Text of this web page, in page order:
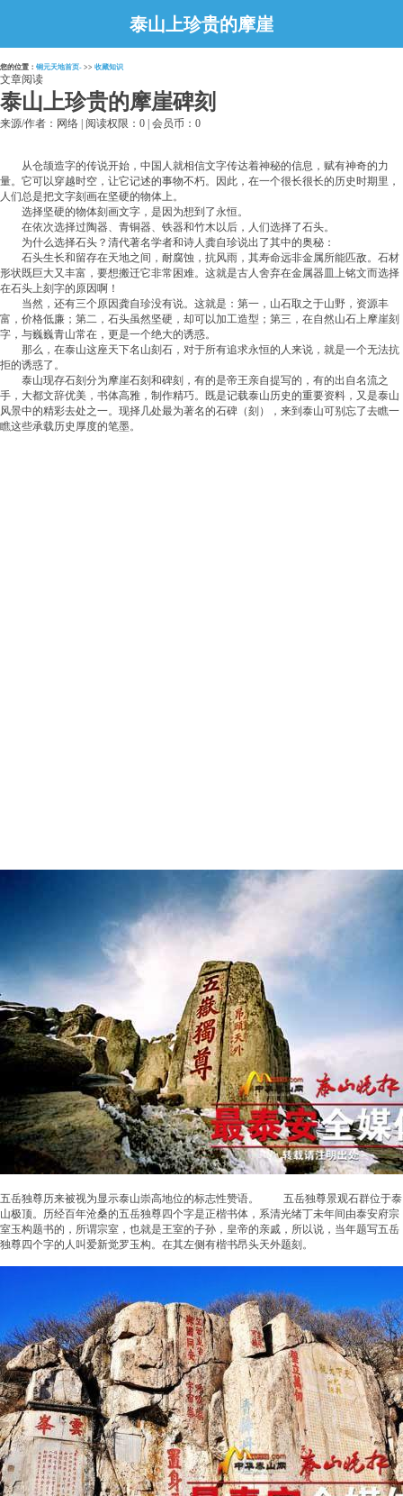
泰山上珍贵的摩崖
碑刻
您的位置： 铜元天地首页- >> 收藏知识
文章阅读
泰山上珍贵的摩崖碑刻
来源/作者：网络 | 阅读权限：0 | 会员币：0
从仓颉造字的传说开始，中国人就相信文字传达着神秘的信息，赋有神奇的力
量。它可以穿越时空，让它记述的事物不朽。因此，在一个很长很长的历史时期里，
人们总是把文字刻画在坚硬的物体上。
选择坚硬的物体刻画文字，是因为想到了永恒。
在依次选择过陶器、青铜器、铁器和竹木以后，人们选择了石头。
为什么选择石头？清代著名学者和诗人龚自珍说出了其中的奥秘：
石头生长和留存在天地之间，耐腐蚀，抗风雨，其寿命远非金属所能匹敌。石材
形状既巨大又丰富，要想搬迁它非常困难。这就是古人舍弃在金属器皿上铭文而选择
在石头上刻字的原因啊！
当然，还有三个原因龚自珍没有说。这就是：第一，山石取之于山野，资源丰
富，价格低廉；第二，石头虽然坚硬，却可以加工造型；第三，在自然山石上摩崖刻
字，与巍巍青山常在，更是一个绝大的诱惑。
那么，在泰山这座天下名山刻石，对于所有追求永恒的人来说，就是一个无法抗
拒的诱惑了。
泰山现存石刻分为摩崖石刻和碑刻，有的是帝王亲自提写的，有的出自名流之
手，大都文辞优美，书体高雅，制作精巧。既是记载泰山历史的重要资料，又是泰山
风景中的精彩去处之一。现择几处最为著名的石碑（刻），来到泰山可别忘了去瞧一
瞧这些承载历史厚度的笔墨。
五岳独尊历来被视为显示泰山崇高地位的标志性赞语。 五岳独尊景观石群位于泰
山极顶。历经百年沧桑的五岳独尊四个字是正楷书体，系清光绪丁未年间由泰安府宗
室玉构题书的，所谓宗室，也就是王室的子孙，皇帝的亲戚，所以说，当年题写五岳
独尊四个字的人叫爱新觉罗玉构。在其左侧有楷书昂头天外题刻。